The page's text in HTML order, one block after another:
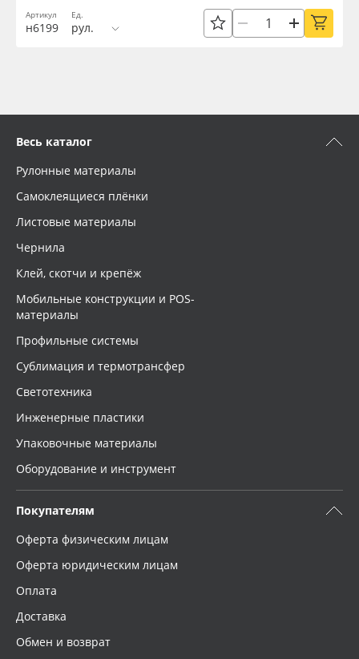
Артикул
н6199
Ед.
рул.
Весь каталог
Рулонные материалы
Самоклеящиеся плёнки
Листовые материалы
Чернила
Клей, скотчи и крепёж
Мобильные конструкции и POS-
материалы
Профильные системы
Сублимация и термотрансфер
Светотехника
Инженерные пластики
Упаковочные материалы
Оборудование и инструмент
Покупателям
Оферта физическим лицам
Оферта юридическим лицам
Оплата
Доставка
Обмен и возврат